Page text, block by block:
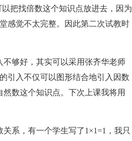
把找倍数这个知识点放进去，因为
感觉不太完整。因此第二次试教时
够好，其实可以采用张齐华老师
引入不仅可以图形结合地引入因数
数这个知识点。下次上课我将用
系，有一个学生写了1×1=1，我只